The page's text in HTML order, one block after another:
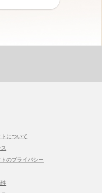
トについて
ス
トのプライバシー
性